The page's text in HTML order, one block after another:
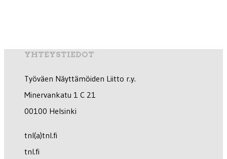
YHTEYSTIEDOT
Työväen Näyttämöiden Liitto r.y.
Minervankatu 1 C 21
00100 Helsinki
tnl(a)tnl.fi
tnl.fi